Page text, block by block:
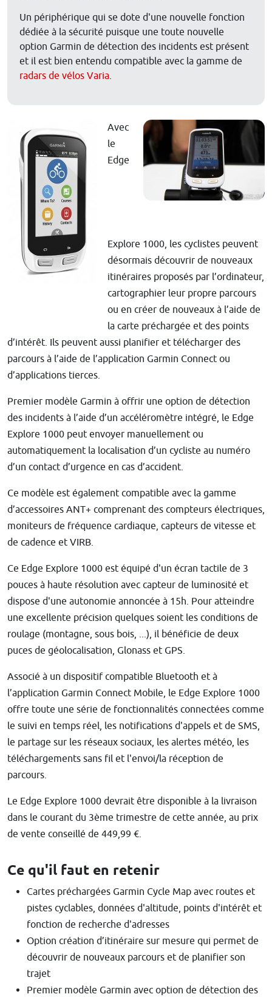
Un périphérique qui se dote d'une nouvelle fonction
dédiée à la sécurité puisque une toute nouvelle
option Garmin de détection des incidents est présent
et il est bien entendu compatible avec la gamme de
radars de vélos Varia.
Avec
le
Edge
Explore 1000, les cyclistes peuvent
désormais découvrir de nouveaux
itinéraires proposés par l’ordinateur,
cartographier leur propre parcours
ou en créer de nouveaux à l’aide de
la carte préchargée et des points
d’intérêt. Ils peuvent aussi planifier et télécharger des
parcours à l’aide de l’application Garmin Connect ou
d’applications tierces.
Premier modèle Garmin à offrir une option de détection
des incidents à l’aide d’un accéléromètre intégré, le Edge
Explore 1000 peut envoyer manuellement ou
automatiquement la localisation d’un cycliste au numéro
d’un contact d’urgence en cas d’accident.
Ce modèle est également compatible avec la gamme
d’accessoires ANT+ comprenant des compteurs électriques,
moniteurs de fréquence cardiaque, capteurs de vitesse et
de cadence et VIRB.
Ce Edge Explore 1000 est équipé d'un écran tactile de 3
pouces à haute résolution avec capteur de luminosité et
dispose d'une autonomie annoncée à 15h. Pour atteindre
une excellente précision quelques soient les conditions de
roulage (montagne, sous bois, ...), il bénéficie de deux
puces de géolocalisation, Glonass et GPS.
Associé à un dispositif compatible Bluetooth et à
l’application Garmin Connect Mobile, le Edge Explore 1000
offre toute une série de fonctionnalités connectées comme
le suivi en temps réel, les notifications d'appels et de SMS,
le partage sur les réseaux sociaux, les alertes météo, les
téléchargements sans fil et l'envoi/la réception de
parcours.
Le Edge Explore 1000 devrait être disponible à la livraison
dans le courant du 3ème trimestre de cette année, au prix
de vente conseillé de 449,99 €.
Ce qu'il faut en retenir
Cartes préchargées Garmin Cycle Map avec routes et
pistes cyclables, données d'altitude, points d'intérêt et
fonction de recherche d'adresses
Option création d’itinéraire sur mesure qui permet de
découvrir de nouveaux parcours et de planifier son
trajet
Premier modèle Garmin avec option de détection des